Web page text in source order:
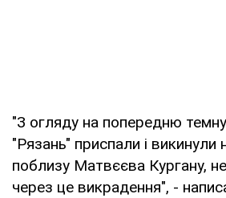
"З огляду на попередню
"Рязань" приспали і викинули
поблизу Матвєєва Кургану,
через це викрадення", -